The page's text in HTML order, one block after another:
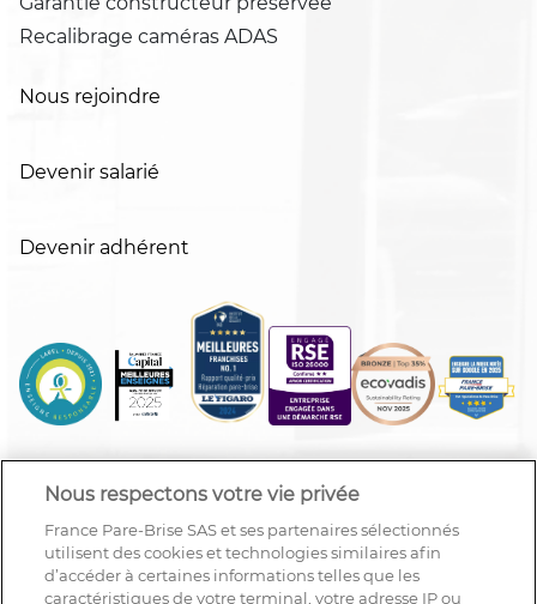
Recalibrage caméras ADAS
Nous rejoindre
Devenir salarié
Devenir adhérent
Nous respectons votre vie privée
France Pare-Brise SAS et ses partenaires sélectionnés
utilisent des cookies et technologies similaires afin
d’accéder à certaines informations telles que les
caractéristiques de votre terminal, votre adresse IP ou